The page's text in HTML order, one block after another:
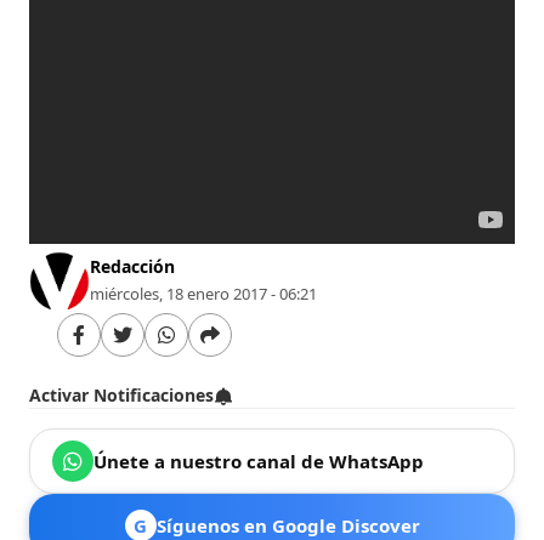
Redacción
miércoles, 18 enero 2017 - 06:21
Activar Notificaciones
Únete a nuestro canal de WhatsApp
G Síguenos en Google Discover